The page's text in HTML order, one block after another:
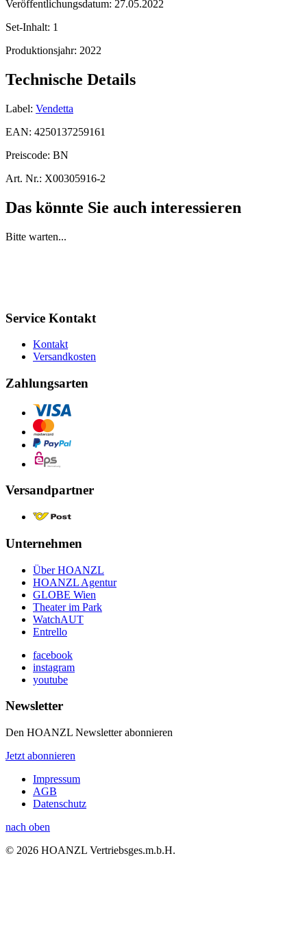
Veröffentlichungsdatum: 27.05.2022
Set-Inhalt: 1
Produktionsjahr: 2022
Technische Details
Label: Vendetta
EAN: 4250137259161
Preiscode: BN
Art. Nr.: X00305916-2
Das könnte Sie auch interessieren
Bitte warten...
Service Kontakt
Kontakt
Versandkosten
Zahlungsarten
Versandpartner
Unternehmen
Über HOANZL
HOANZL Agentur
GLOBE Wien
Theater im Park
WatchAUT
Entrello
facebook
instagram
youtube
Newsletter
Den HOANZL Newsletter abonnieren
Jetzt abonnieren
Impressum
AGB
Datenschutz
nach oben
© 2026 HOANZL Vertriebsges.m.b.H.